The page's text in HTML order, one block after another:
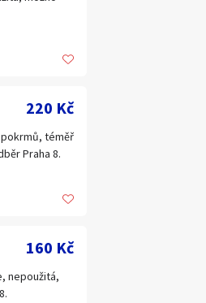
220 Kč
téměř
Praha 8.
160 Kč
nepoužitá,